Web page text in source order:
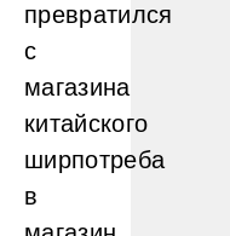
превратился
с
магазина
китайского
ширпотреба
в